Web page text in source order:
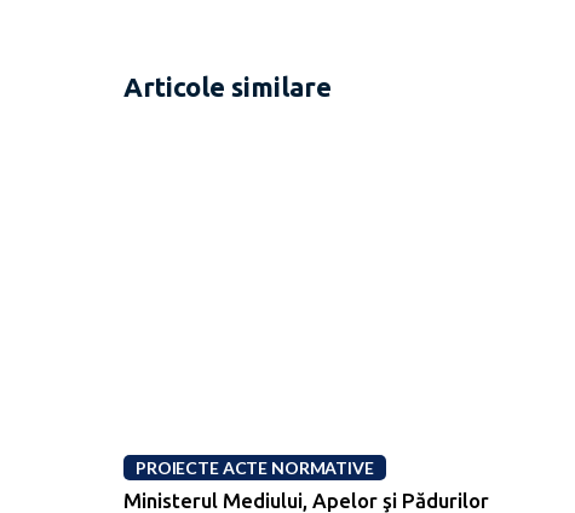
Articole similare
PROIECTE ACTE NORMATIVE
Ministerul Mediului, Apelor şi Pădurilor